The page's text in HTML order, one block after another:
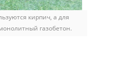
кирпич, а для
газобетон.